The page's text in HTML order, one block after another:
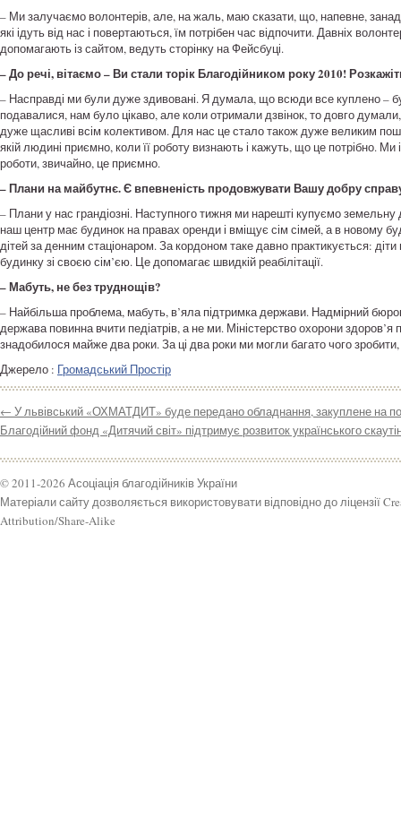
– Ми залучаємо волонтерів, але, на жаль, маю сказати, що, напевне,
які ідуть від нас і повертаються, їм потрібен час відпочити. Давніх
допомагають із сайтом, ведуть сторінку на Фейсбуці.
– До речі, вітаємо – Ви стали торік Благодійником року 2010!
– Насправді ми були дуже здивовані. Я думала, що всюди все куплено –
подавалися, нам було цікаво, але коли отримали дзвінок, то довго
дуже щасливі всім колективом. Для нас це стало також дуже великим
якій людині приємно, коли її роботу визнають і кажуть, що це потрібно.
роботи, звичайно, це приємно.
– Плани на майбутнє. Є впевненість продовжувати Вашу добру
– Плани у нас грандіозні. Наступного тижня ми нарешті купуємо
наш центр має будинок на правах оренди і вміщує сім сімей, а в новому
дітей за денним стаціонаром. За кордоном таке давно практикується:
будинку зі своєю сім’єю. Це допомагає швидкій реабілітації.
– Мабуть, не без труднощів?
– Найбільша проблема, мабуть, в’яла підтримка держави. Надмірний
держава повинна вчити педіатрів, а не ми. Міністерство охорони
знадобилося майже два роки. За ці два роки ми могли багато чого
Джерело : Громадський Простір
← У львівський «ОХМАТДИТ» буде передано обладнання, закуплене на
Благодійний фонд «Дитячий світ» підтримує розвиток українського
© 2011-2026 Асоціація благодійників України
Матеріали сайту дозволяється використовувати відповідно до ліцензії
Attribution/Share-Alike